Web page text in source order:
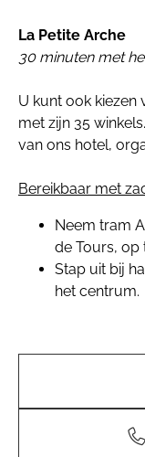
La Petite Arche
30 minuten met
U kunt ook kiezen
met zijn 35
van ons hotel,
Bereikbaar met
Neem tram
de Tours, op
Stap uit bij
het centrum.